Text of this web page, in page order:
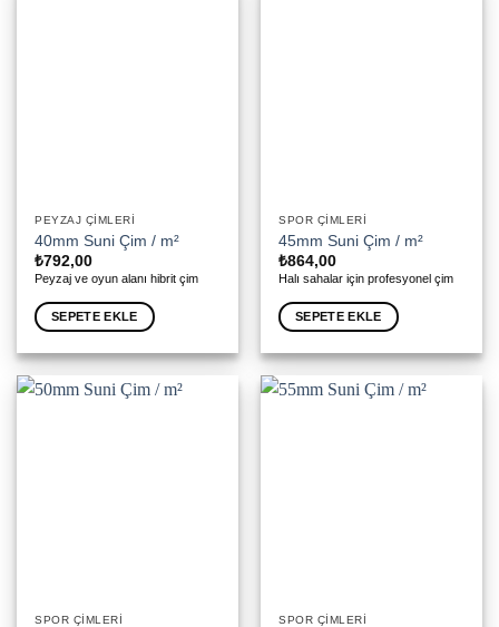
PEYZAJ ÇIMLERI
40mm Suni Çim / m²
₺792,00
Peyzaj ve oyun alanı hibrit çim
SEPETE EKLE
SPOR ÇIMLERI
45mm Suni Çim / m²
₺864,00
Halı sahalar için profesyonel çim
SEPETE EKLE
SPOR ÇIMLERI SPOR ÇIMLERI